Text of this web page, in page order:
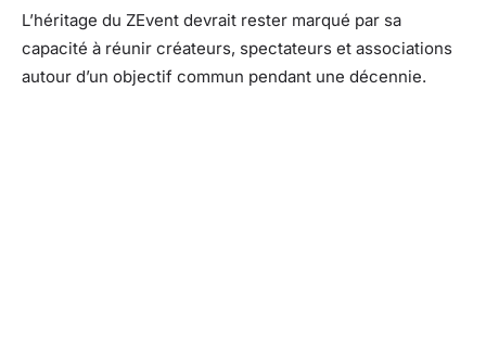
L’héritage du ZEvent devrait rester marqué par sa
capacité à réunir créateurs, spectateurs et associations
autour d’un objectif commun pendant une décennie.